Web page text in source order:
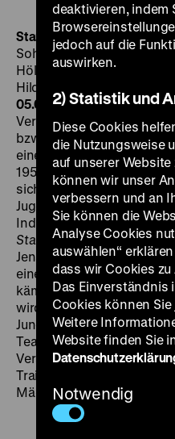
StartfieberDDR 1985, R/
Sohre, M: Zdenek John,
Hölzel, Rudolf Ulrich, Gina
Hildebrand, 95' ·
05.07. um 20 UhrDie
Verhältnisse von
bzw. von Solidarität und
eine gern genutzte
1950er Jahren für die
sich vor allem im Bereich
Jugendfilmen, aber auch
Indianerfilmen einen
Startfieberdie
Jens und Ralf, die in der
einen Platz in der
kämpfen. Was als
wird zu einem sportlichen
Jungen. Ihre
Teamgeist werden auf
Verschärft wird der
Training durch die
Mädchen verlieben. (mg)
deaktivieren, indem
jedoch auf die
auswirken.
2) Statistik und
Diese Cookies
die Nutzungsweise
auf unserer
können wir unser
verbessern und an
Sie können die
Analyse Cookies
auswählen“
dass wir Cookies
Das Einverständnis
Cookies können
Weitere
Website finden Sie
Notwendig